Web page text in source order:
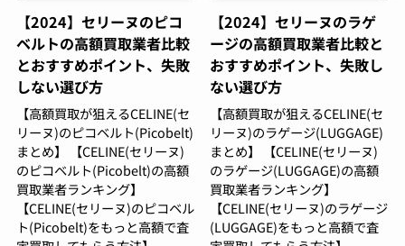
【2024】セリーヌのピコ
ベルトの高額買取業者比較
とおすすめポイント、失敗
しない選び方
【高額買取が狙えるCELINE(セ
リーヌ)のピコベルト(Picobelt)
まとめ】 【CELINE(セリーヌ)
のピコベルト(Picobelt)の高額
買取業者ランキング】
【CELINE(セリーヌ)のピコベル
ト(Picobelt)をもっと高額で査
【2024】セリーヌのラゲ
ージの高額買取業者比較と
おすすめポイント、失敗し
ない選び方
【高額買取が狙えるCELINE(セ
リーヌ)のラゲージ(LUGGAGE)
まとめ】 【CELINE(セリーヌ)
のラゲージ(LUGGAGE)の高額
買取業者ランキング】
【CELINE(セリーヌ)のラゲージ
(LUGGAGE)をもっと高額で査